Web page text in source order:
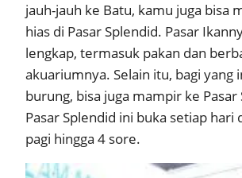
jauh-jauh ke Batu, kamu juga bisa
hias di Pasar Splendid. Pasar
lengkap, termasuk pakan dan
akuariumnya. Selain itu, bagi yang
burung, bisa juga mampir ke Pasar
Pasar Splendid ini buka setiap hari
pagi hingga 4 sore.